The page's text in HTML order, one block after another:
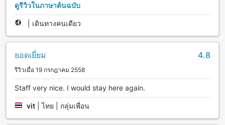
ดูรีวิวในภาษาต้นฉบับ
เดินทางคนเดียว
ยอดเยี่ยม 4.8
รีวิวเมื่อ 19 กรกฎาคม 2558
Staff very nice. I would stay here again.
vit |ไทย | กลุ่มเพื่อน